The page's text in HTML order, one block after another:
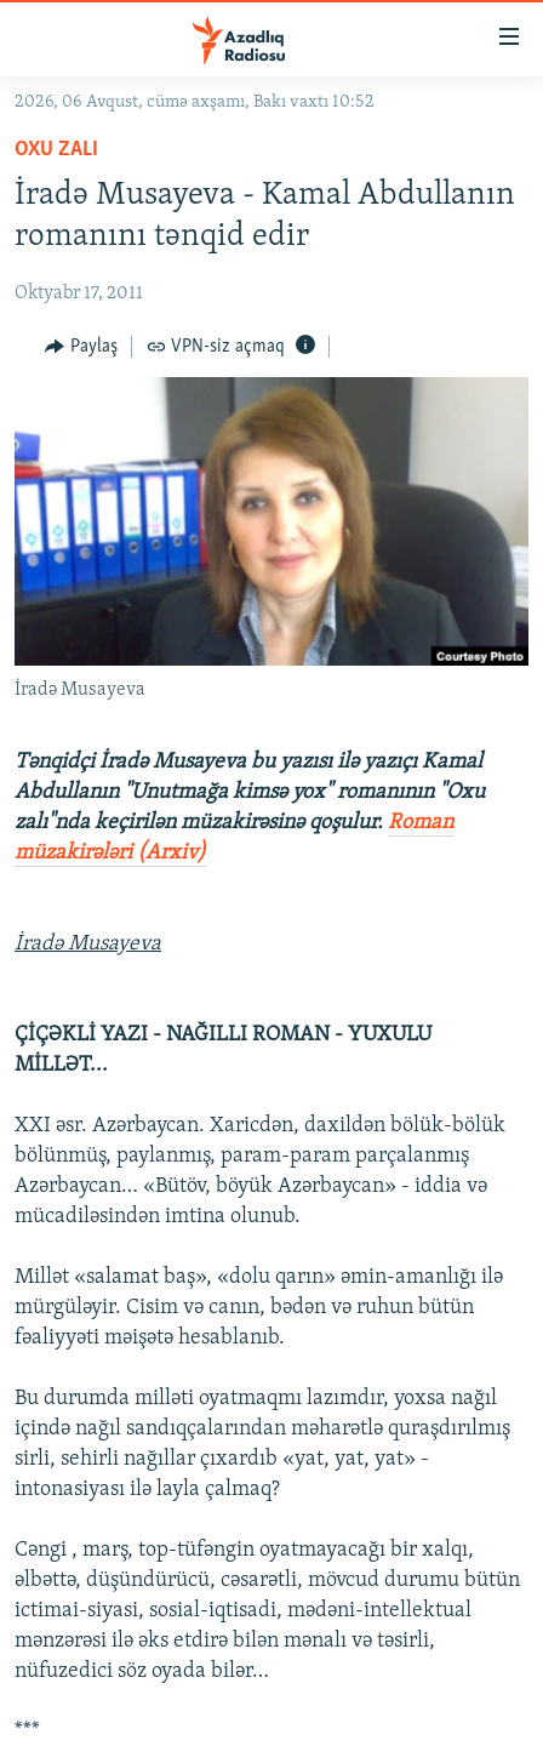
Əsas
qayıt
Əsas
qayıt
Axtarışa
#İZAHLA
KORRUPSIOMETR
FƏRQƏ BAX
QANUNI DOĞRU
MULTIMEDIA
VIDEO
FOTOQALEREYA
İNFOQRAFIKA
KARIKATURA
RADIO ARXIV
OXU ZALI
AZƏRBAYCAN ƏDƏBIYYATI KITABXANASI
İSLAM VƏ DEMOKRATIYA
HAQQIMIZDA
MISSIYAMIZ
PEŞƏ ETIKASI VƏ JURNALISTIKA STANDARTLARIMIZ
MATERIALLARIMIZDAN ISTIFADƏ
AZADLIQRADIOSU MOBIL TELEFONUNUZDA
XƏBƏR BÜLLETENLƏRIMIZ
BIZI IZLƏ
RFE/RL-in bütün saytları
2026, 06 Avqust, cümə axşamı, Bakı vaxtı 10:52
OXU ZALI
İradə Musayeva - Kamal Abdullanın
romanını tənqid edir
Oktyabr 17, 2011
Paylaş VPN-siz açmaq
İradə Musayeva
Tənqidçi İradə Musayeva bu yazısı ilə yazıçı Kamal
Abdullanın "Unutmağa kimsə yox" romanının "Oxu
zalı"nda keçirilən müzakirəsinə qoşulur. Roman
müzakirələri (Arxiv)
İradə Musayeva
ÇİÇƏKLİ YAZI - NAĞILLI ROMAN - YUXULU
MİLLƏT...
XXI əsr. Azərbaycan. Xaricdən, daxildən bölük-bölük
bölünmüş, paylanmış, param-param parçalanmış
Azərbaycan… «Bütöv, böyük Azərbaycan» - iddia və
mücadiləsindən imtina olunub.
Millət «salamat baş», «dolu qarın» əmin-amanlığı ilə
mürgüləyir. Cisim və canın, bədən və ruhun bütün
fəaliyyəti məişətə hesablanıb.
Bu durumda milləti oyatmaqmı lazımdır, yoxsa nağıl
içində nağıl sandıqçalarından məharətlə quraşdırılmış
sirli, sehirli nağıllar çıxardıb «yat, yat, yat» -
intonasiyası ilə layla çalmaq?
Cəngi , marş, top-tüfəngin oyatmayacağı bir xalqı,
əlbəttə, düşündürücü, cəsarətli, mövcud durumu bütün
ictimai-siyasi, sosial-iqtisadi, mədəni-intellektual
mənzərəsi ilə əks etdirə bilən mənalı və təsirli,
nüfuzedici söz oyada bilər…
***